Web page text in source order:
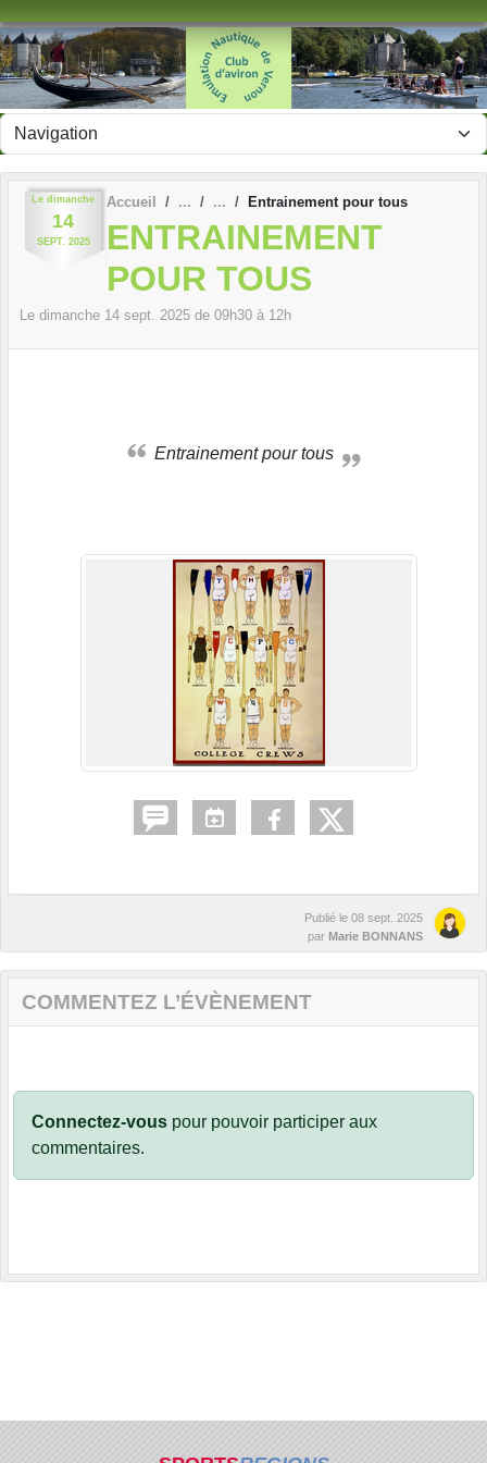
Le dimanche
14
SEPT. 2025
Accueil Entrainement pour tous
ENTRAINEMENT
POUR TOUS
Le dimanche 14 sept. 2025 de 09h30 à 12h
Entrainement pour tous
Publié le 08 sept. 2025
par Marie BONNANS
COMMENTEZ L’ÉVÈNEMENT
Connectez-vous pour pouvoir participer aux
commentaires.